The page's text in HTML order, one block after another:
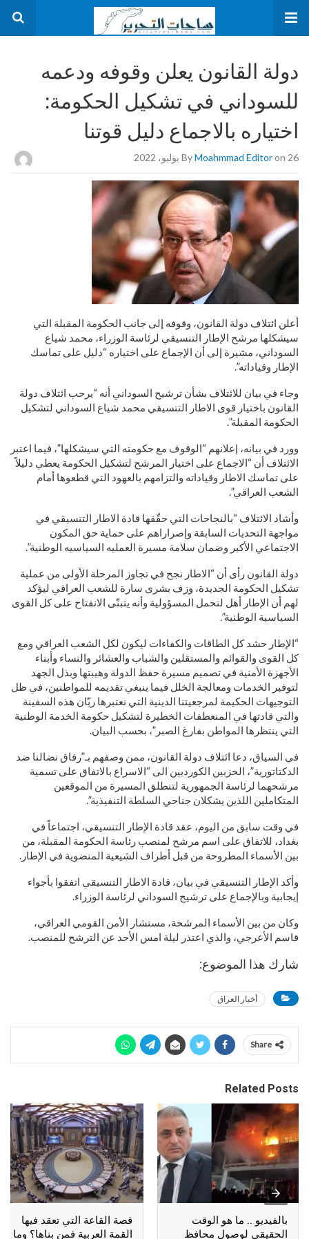
دولة القانون يعلن وقوفه ودعمه
للسوداني في تشكيل الحكومة:
اختياره بالاجماع دليل قوتنا
ByMoahmmad Editoron 26 يوليو، 2022
أعلن ائتلاف دولة القانون، وقوفه إلى جانب الحكومة المقبلة التي
سيشكلها مرشح الإطار التنسيقي لرئاسة الوزراء، محمد شياع
السوداني، مشيرة إلى أن الإجماع على اختياره “دليل على تماسك
الإطار وقياداته”.
وجاء في بيان للائتلاف بشأن ترشيح السوداني أنه “يرحب ائتلاف دولة
القانون باختيار قوى الاطار التنسيقي محمد شياع السوداني لتشكيل
الحكومة المقبلة”.
وورد في بيانه، إعلانهم “الوقوف مع حكومته التي سيشكلها”، فيما اعتبر
الائتلاف أن “الاجماع على اختيار المرشح لتشكيل الحكومة يعطي دليلاً
على تماسك الاطار وقياداته والتزامهم بالعهود التي قطعوها أمام
الشعب العراقي”.
وأشاد الائتلاف “بالنجاحات التي حقّقها قادة الاطار التنسيقي في
مواجهة التحديات السابقة وإصراراهم على حماية حق المكون
الاجتماعي الأكبر وضمان سلامة مسيرة العمليه السياسيه الوطنية”.
دولة القانون رأى أن “الاطار نجح في تجاوز المرحلة الأولى من عملية
تشكيل الحكومة الجديدة، وزف بشرى سارة للشعب العراقي ليؤكد
لهم أن الإطار أهل لتحمل المسؤولية وأنه يتبنّى الانفتاح على كل القوى
السياسية الوطنية”.
“الإطار حشد كل الطاقات والكفاءات ليكون لكل الشعب العراقي ومع
كل القوى والقوائم والمستقلين والشباب والعشائر والنساء وأبناء
الأجهزة الأمنية في تصميم مسيرة حفظ الدولة وهيبتها وبذل الجهد
لتوفير الخدمات ومعالجة الخلل فيما ينبغي تقديمه للمواطنين، في ظل
التوجيهات الحكيمة لمرجعيتنا الدينية التي نعتبرها ربّان هذه السفينة
والتي قادتها في المنعطفات الخطيرة لتشكيل حكومة الخدمة الوطنية
التي ينتظرها المواطن بفارغ الصبر”، بحسب البيان.
في السياق، دعا ائتلاف دولة القانون، ممن وصفهم بـ”رفاق نضالنا ضد
الدكتاتورية”، الحزبين الكورديين الى “الاسراع بالاتفاق على تسمية
مرشحهما لرئاسة الجمهورية لتنطلق المسيرة من الموقعين
المتكاملين اللذين يشكلان جناحي السلطة التنفيذية”.
في وقت سابق من اليوم، عقد قادة الإطار التنسيقي، اجتماعاً في
بغداد، للاتفاق على اسم مرشح لمنصب رئاسة الحكومة المقبلة، من
بين الأسماء المطروحة من قبل أطراف الشيعية المنضوية في الإطار.
وأكد الإطار التنسيقي في بيان، قادة الاطار التنسيقي اتفقوا بأجواء
إيجابية وبالإجماع على ترشيح السوداني لرئاسة الوزراء.
وكان من بين الأسماء المرشحة، مستشار الأمن القومي العراقي،
قاسم الأعرجي، والذي اعتذر ليلة امس الأحد عن الترشح للمنصب.
شارك هذا الموضوع:
أخبار العراق
Share
Related Posts
بالفيديو .. ما هو الوقت
الحقيقي لوصول محافظ
قصة القاعة التي تعقد فيها
القمة العربية فمن بناها؟ وما